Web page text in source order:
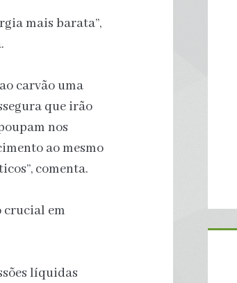
mais barata”,
carvão uma
que irão
nos
ao mesmo
comenta.
crucial em
líquidas